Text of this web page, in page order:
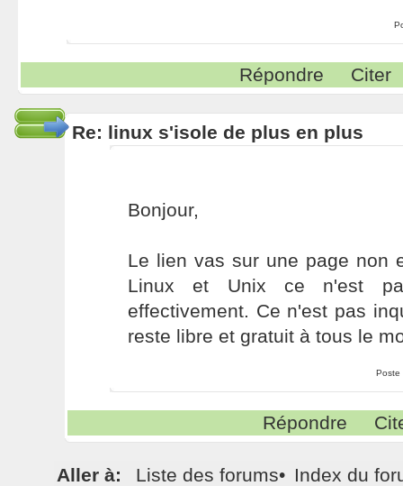
Répondre Citer
Re: linux s'isole de plus en plus
Bonjour,
Le lien vas sur une page non
Linux et Unix ce n'est
effectivement. Ce n'est pas
reste libre et gratuit à tous le
Poste
Répondre
Aller à: Liste des forums• Index du